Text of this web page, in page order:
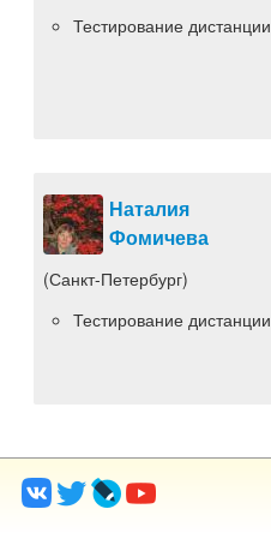
Тестирование дистанции
Наталия
Фомичева
(Санкт-Петербург)
Тестирование дистанции